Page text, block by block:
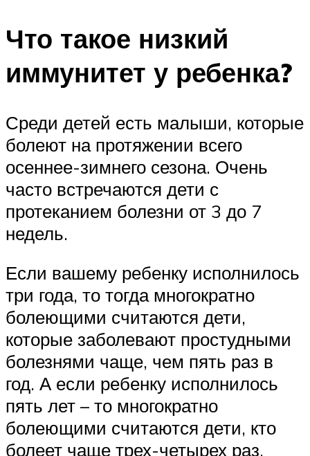
Что такое низкий
иммунитет у ребенка?
Среди детей есть малыши, которые
болеют на протяжении всего
осеннее-зимнего сезона. Очень
часто встречаются дети с
протеканием болезни от 3 до 7
недель.
Если вашему ребенку исполнилось
три года, то тогда многократно
болеющими считаются дети,
которые заболевают простудными
болезнями чаще, чем пять раз в
год. А если ребенку исполнилось
пять лет – то многократно
болеющими считаются дети, кто
болеет чаще трех-четырех раз.